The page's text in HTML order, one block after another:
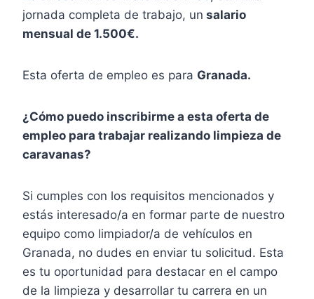
jornada completa de trabajo, un salario
mensual de 1.500€.
Esta oferta de empleo es para Granada.
¿Cómo puedo inscribirme a esta oferta de
empleo para trabajar realizando limpieza de
caravanas?
Si cumples con los requisitos mencionados y
estás interesado/a en formar parte de nuestro
equipo como limpiador/a de vehículos en
Granada, no dudes en enviar tu solicitud. Esta
es tu oportunidad para destacar en el campo
de la limpieza y desarrollar tu carrera en un